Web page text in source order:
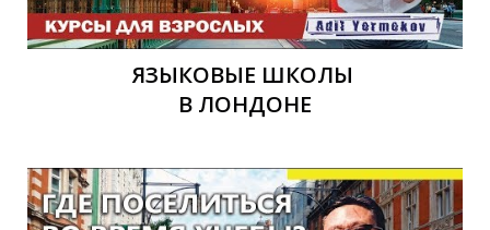
ЯЗЫКОВЫЕ ШКОЛЫ
В ЛОНДОНЕ